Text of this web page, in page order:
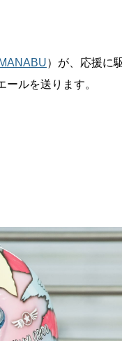
）が、応援に
ールを送ります。